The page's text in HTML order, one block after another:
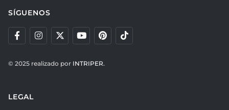
SÍGUENOS
© 2025 realizado por INTRIPER.
LEGAL